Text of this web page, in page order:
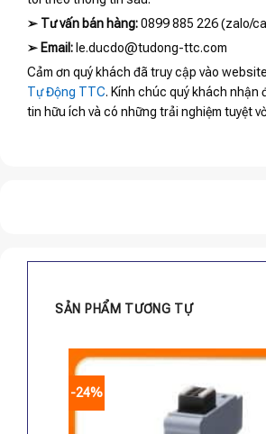
➢ Tư vấn bán hàng:0899 885 226 (zalo/
➢ Email: le.ducdo@tudong-ttc.com
Cảm ơn quý khách đã truy cập vào website
Tự Động TTC. Kính chúc quý khách nhận
tin hữu ích và có những trải nghiệm tuyệt
SẢN PHẨM TƯƠNG TỰ
-24%